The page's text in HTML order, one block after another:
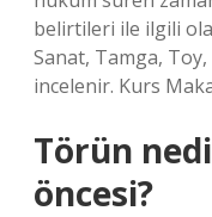
belirtileri ile ilgili
Sanat, Tamga,
incelenir. Kurs
Törün
öncesi?